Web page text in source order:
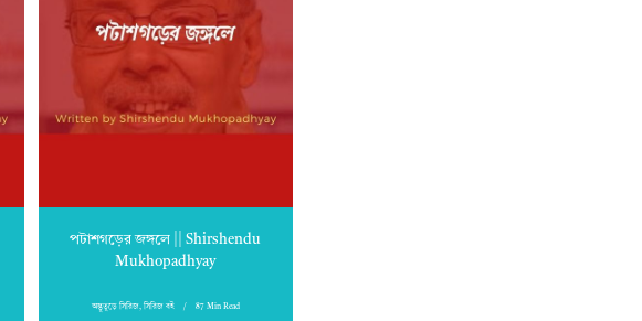
পটাশগড়ের জঙ্গলে || Shirshendu
Mukhopadhyay
অদ্ভুতুড়ে সিরিজ, সিরিজ বই 87 Min Read